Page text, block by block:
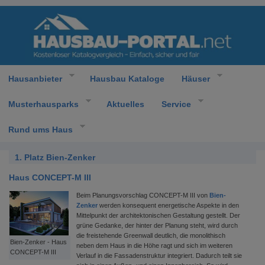
Hausanbieter Hausbau Kataloge Häuser
Musterhausparks Aktuelles Service
Rund ums Haus
1. Platz Bien-Zenker
Haus CONCEPT-M III
Bien-Zenker - Haus
CONCEPT-M III
Beim Planungsvorschlag CONCEPT-M III von Bien-
Zenker werden konsequent energetische Aspekte in den
Mittelpunkt der architektonischen Gestaltung gestellt. Der
grüne Gedanke, der hinter der Planung steht, wird durch
die freistehende Greenwall deutlich, die monolithisch
neben dem Haus in die Höhe ragt und sich im weiteren
Verlauf in die Fassadenstruktur integriert. Dadurch teilt sie